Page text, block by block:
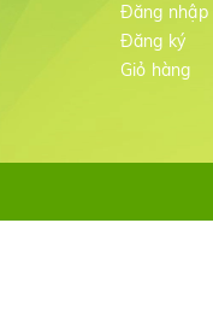
Đăng nhập
Đăng ký
Giỏ hàng